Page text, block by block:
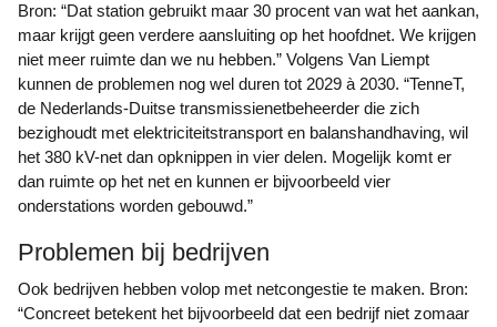
Bron: “Dat station gebruikt maar 30 procent van wat het aankan,
maar krijgt geen verdere aansluiting op het hoofdnet. We krijgen
niet meer ruimte dan we nu hebben.” Volgens Van Liempt
kunnen de problemen nog wel duren tot 2029 à 2030. “TenneT,
de Nederlands-Duitse transmissienetbeheerder die zich
bezighoudt met elektriciteitstransport en balanshandhaving, wil
het 380 kV-net dan opknippen in vier delen. Mogelijk komt er
dan ruimte op het net en kunnen er bijvoorbeeld vier
onderstations worden gebouwd.”
Problemen bij bedrijven
Ook bedrijven hebben volop met netcongestie te maken. Bron:
“Concreet betekent het bijvoorbeeld dat een bedrijf niet zomaar